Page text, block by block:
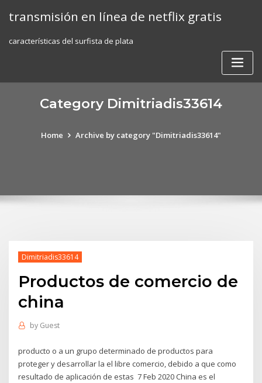
transmisión en línea de netflix gratis
características del surfista de plata
Category Dimitriadis33614
Home Archive by category "Dimitriadis33614"
Dimitriadis33614
Productos de comercio de
china
by Guest
producto o a un grupo determinado de productos para
proteger y desarrollar la el libre comercio, debido a que como
resultado de aplicación de estas 7 Feb 2020 China es el